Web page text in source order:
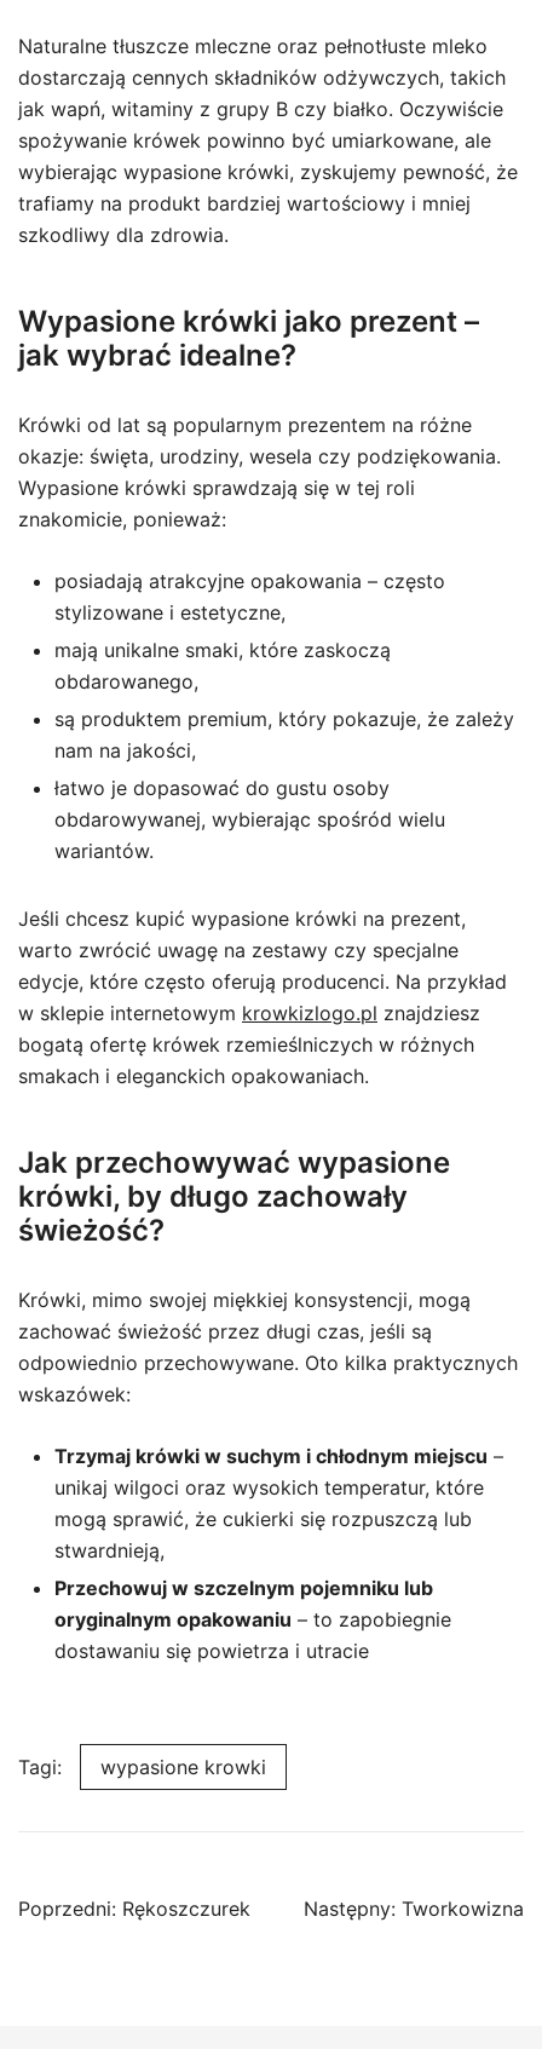
Naturalne tłuszcze mleczne oraz pełnotłuste mleko
dostarczają cennych składników odżywczych, takich
jak wapń, witaminy z grupy B czy białko. Oczywiście
spożywanie krówek powinno być umiarkowane, ale
wybierając wypasione krówki, zyskujemy pewność, że
trafiamy na produkt bardziej wartościowy i mniej
szkodliwy dla zdrowia.
Wypasione krówki jako prezent –
jak wybrać idealne?
Krówki od lat są popularnym prezentem na różne
okazje: święta, urodziny, wesela czy podziękowania.
Wypasione krówki sprawdzają się w tej roli
znakomicie, ponieważ:
posiadają atrakcyjne opakowania – często
stylizowane i estetyczne,
mają unikalne smaki, które zaskoczą
obdarowanego,
są produktem premium, który pokazuje, że zależy
nam na jakości,
łatwo je dopasować do gustu osoby
obdarowywanej, wybierając spośród wielu
wariantów.
Jeśli chcesz kupić wypasione krówki na prezent,
warto zwrócić uwagę na zestawy czy specjalne
edycje, które często oferują producenci. Na przykład
w sklepie internetowym krowkizlogo.pl znajdziesz
bogatą ofertę krówek rzemieślniczych w różnych
smakach i eleganckich opakowaniach.
Jak przechowywać wypasione
krówki, by długo zachowały
świeżość?
Krówki, mimo swojej miękkiej konsystencji, mogą
zachować świeżość przez długi czas, jeśli są
odpowiednio przechowywane. Oto kilka praktycznych
wskazówek:
Trzymaj krówki w suchym i chłodnym miejscu –
unikaj wilgoci oraz wysokich temperatur, które
mogą sprawić, że cukierki się rozpuszczą lub
stwardnieją,
Przechowuj w szczelnym pojemniku lub
oryginalnym opakowaniu – to zapobiegnie
dostawaniu się powietrza i utracie
Tagi: wypasione krowki
Nawigacja
Poprzedni: Rękoszczurek Następny: Tworkowizna